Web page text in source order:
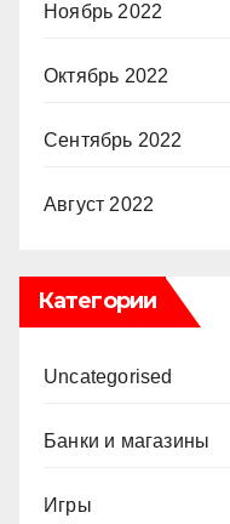
Ноябрь 2022
Октябрь 2022
Сентябрь 2022
Август 2022
Категории
Uncategorised
Банки и магазины
Игры